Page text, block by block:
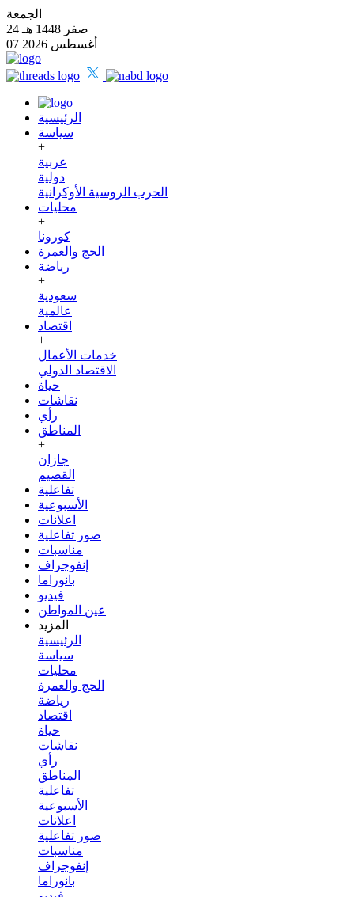
الجمعة
24 صفر 1448 هـ
07 أغسطس 2026
الرئيسية
سياسة
+
عربية
دولية
الحرب الروسية الأوكرانية
محليات
+
كورونا
الحج والعمرة
رياضة
+
سعودية
عالمية
اقتصاد
+
خدمات الأعمال
الاقتصاد الدولي
حياة
نقاشات
رأي
المناطق
+
جازان
القصيم
تفاعلية
الأسبوعية
اعلانات
صور تفاعلية
مناسبات
إنفوجراف
بانوراما
فيديو
عين المواطن
المزيد
الرئيسية
سياسة
محليات
الحج والعمرة
رياضة
اقتصاد
حياة
نقاشات
رأي
المناطق
تفاعلية
الأسبوعية
اعلانات
صور تفاعلية
مناسبات
إنفوجراف
بانوراما